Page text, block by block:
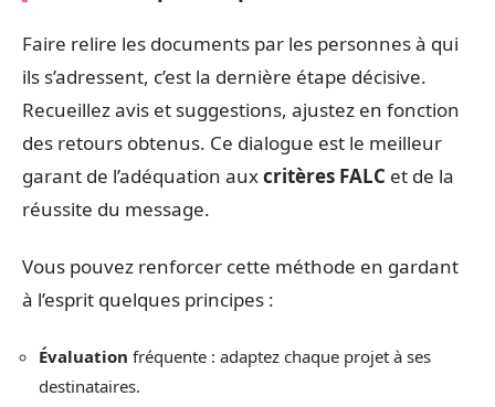
Faire relire les documents par les personnes à qui
ils s’adressent, c’est la dernière étape décisive.
Recueillez avis et suggestions, ajustez en fonction
des retours obtenus. Ce dialogue est le meilleur
garant de l’adéquation auxcritères FALC et de la
réussite du message.
Vous pouvez renforcer cette méthode en gardant
à l’esprit quelques principes :
Évaluation fréquente : adaptez chaque projet à ses
destinataires.